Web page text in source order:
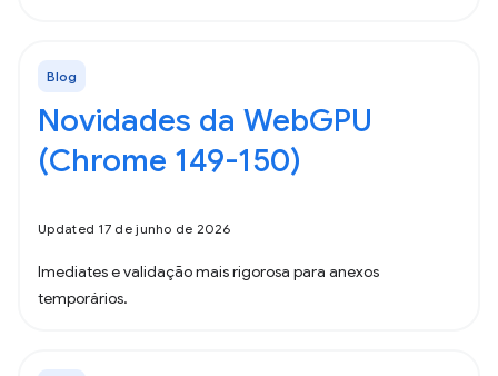
Blog
Novidades da WebGPU
(Chrome 149-150)
Updated 17 de junho de 2026
Imediates e validação mais rigorosa para anexos
temporários.